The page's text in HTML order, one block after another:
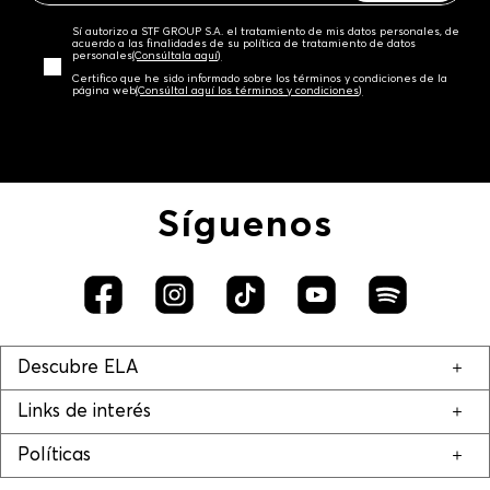
Sí autorizo a STF GROUP S.A. el tratamiento de mis datos personales, de
acuerdo a las finalidades de su política de tratamiento de datos
personales‎(Consúltala aquí)
Certifico que he sido informado sobre los términos y condiciones de la
página web‎(Consúltal aquí los términos y condiciones)
Síguenos
Descubre ELA
Links de interés
Políticas